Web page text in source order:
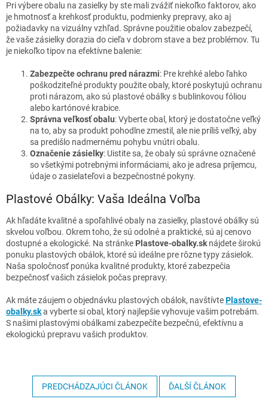
Pri výbere obalu na zasielky by ste mali zvážiť niekoľko faktorov, ako
je hmotnosť a krehkosť produktu, podmienky prepravy, ako aj
požiadavky na vizuálny vzhľad. Správne použitie obalov zabezpečí,
že vaše zásielky dorazia do cieľa v dobrom stave a bez problémov. Tu
je niekoľko tipov na efektívne balenie:
Zabezpečte ochranu pred nárazmi: Pre krehké alebo ľahko
poškodziteľné produkty použite obaly, ktoré poskytujú ochranu
proti nárazom, ako sú plastové obálky s bublinkovou fóliou
alebo kartónové krabice.
Správna veľkosť obalu: Vyberte obal, ktorý je dostatočne veľký
na to, aby sa produkt pohodlne zmestil, ale nie príliš veľký, aby
sa predišlo nadmernému pohybu vnútri obalu.
Označenie zásielky: Uistite sa, že obaly sú správne označené
so všetkými potrebnými informáciami, ako je adresa príjemcu,
údaje o zasielateľovi a bezpečnostné pokyny.
Plastové Obálky: Vaša Ideálna Voľba
Ak hľadáte kvalitné a spoľahlivé obaly na zasielky, plastové obálky sú
skvelou voľbou. Okrem toho, že sú odolné a praktické, sú aj cenovo
dostupné a ekologické. Na stránke Plastove-obalky.sknájdete širokú
ponuku plastových obálok, ktoré sú ideálne pre rôzne typy zásielok.
Naša spoločnosť ponúka kvalitné produkty, ktoré zabezpečia
bezpečnosť vašich zásielok počas prepravy.
Ak máte záujem o objednávku plastových obálok, navštívtePlastove-
obalky.ska vyberte si obal, ktorý najlepšie vyhovuje vašim potrebám.
S našimi plastovými obálkami zabezpečíte bezpečnú, efektívnu a
ekologickú prepravu vašich produktov.
PREDCHÁDZAJÚCI ČLÁNOK ĎALŠÍ ČLÁNOK